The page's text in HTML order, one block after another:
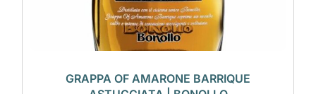
GRAPPA OF AMARONE BARRIQUE